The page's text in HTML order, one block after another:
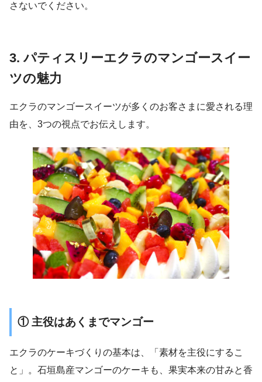
さないでください。
3. パティスリーエクラのマンゴースイー
ツの魅力
エクラのマンゴースイーツが多くのお客さまに愛される理
由を、3つの視点でお伝えします。
① 主役はあくまでマンゴー
エクラのケーキづくりの基本は、「素材を主役にするこ
と」。石垣島産マンゴーのケーキも、果実本来の甘みと香